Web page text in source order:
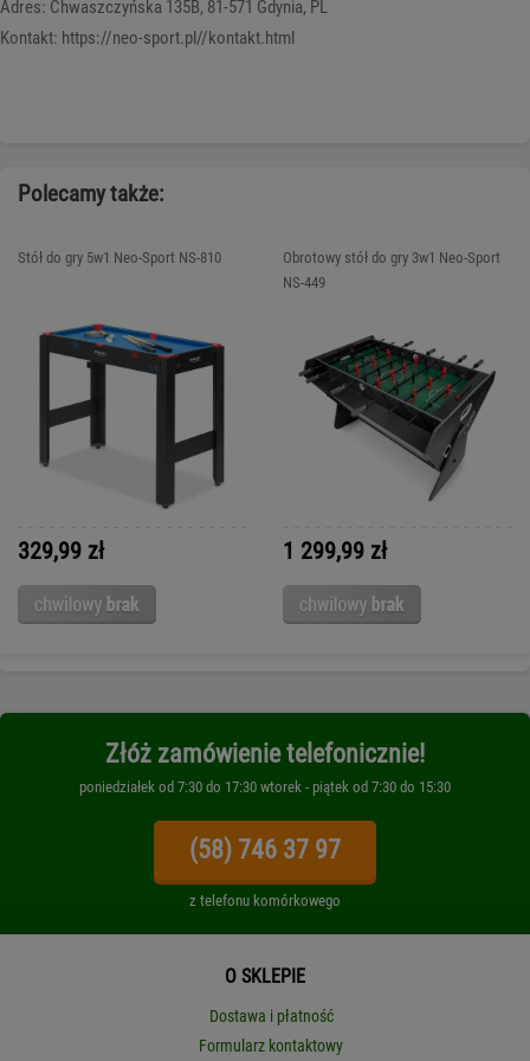
Adres: Chwaszczyńska 135B, 81-571 Gdynia, PL
Kontakt: https://neo-sport.pl//kontakt.html
Polecamy także:
Stół do gry 5w1 Neo-Sport NS-810
329,99 zł
Obrotowy stół do gry 3w1 Neo-Sport
NS-449
1 299,99 zł
Złóż zamówienie telefonicznie!
poniedziałek od 7:30 do 17:30 wtorek - piątek od 7:30 do 15:30
(58) 746 37 97
z telefonu komórkowego
O SKLEPIE
Dostawa i płatność
Formularz kontaktowy